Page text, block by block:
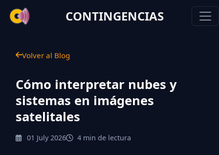
CONTINGENCIAS
Volver al Blog
Cómo interpretar nubes y
sistemas en imágenes
satelitales
01 July 2026 4 min de lectura